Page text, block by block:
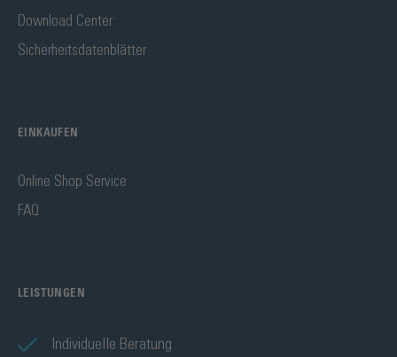
Download Center
Sicherheitsdatenblätter
EINKAUFEN
Online Shop Service
FAQ
LEISTUNGEN
Individuelle Beratung